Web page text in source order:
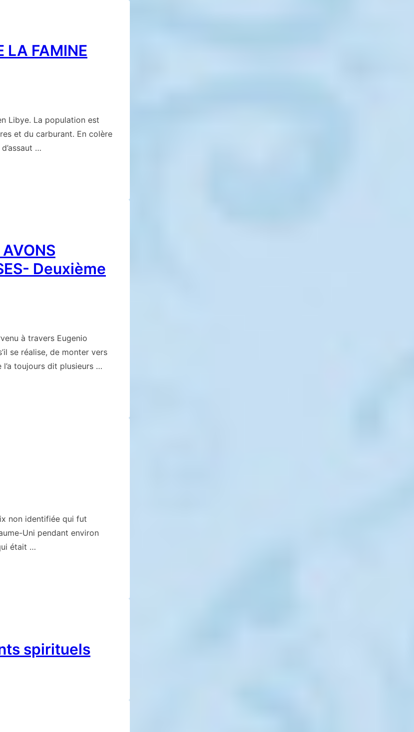
LA FAMINE
Libye. La population est
et du carburant. En colère
…
AVONS
Deuxième
à travers Eugenio
se réalise, de monter vers
l’a toujours dit plusieurs …
non identifiée qui fut
Uni pendant environ
était …
spirituels